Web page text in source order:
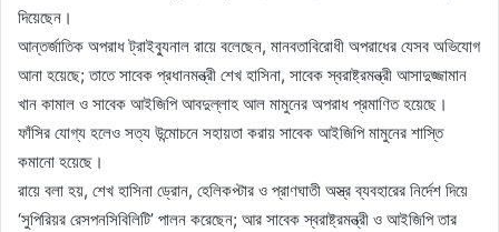
দিয়েছেন।
আন্তর্জাতিক অপরাধ ট্রাইব্যুনাল রায়ে বলেছেন, মানবতাবিরোধী অপরাধের যেসব অভিযোগ
আনা হয়েছে; তাতে সাবেক প্রধানমন্ত্রী শেখ হাসিনা, সাবেক স্বরাষ্ট্রমন্ত্রী আসাদুজ্জামান
খান কামাল ও সাবেক আইজিপি আবদুল্লাহ আল মামুনের অপরাধ প্রমাণিত হয়েছে।
ফাঁসির যোগ্য হলেও সত্য উন্মোচনে সহায়তা করায় সাবেক আইজিপি মামুনের শাস্তি
কমানো হয়েছে।
রায়ে বলা হয়, শেখ হাসিনা ড্রোন, হেলিকপ্টার ও প্রাণঘাতী অস্ত্র ব্যবহারের নির্দেশ দিয়ে
‘সুপিরিয়র রেসপনসিবিলিটি’ পালন করেছেন; আর সাবেক স্বরাষ্ট্রমন্ত্রী ও আইজিপি তার